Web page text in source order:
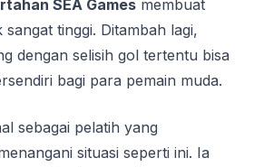
SEA Games membuat
tinggi. Ditambah lagi,
dengan selisih gol tertentu bisa
bagi para pemain muda.
sebagai pelatih yang
situasi seperti ini. Ia